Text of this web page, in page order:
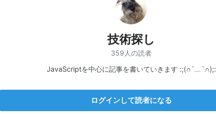
技術探し
359人の読者
JavaScriptを中心に記事を書いていきます :;(∩´﹏`∩);:
ログインして読者になる